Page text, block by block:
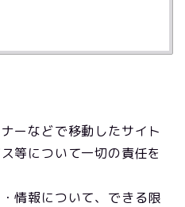
ーなどで移動したサイト
等について一切の責任を
情報について、できる限